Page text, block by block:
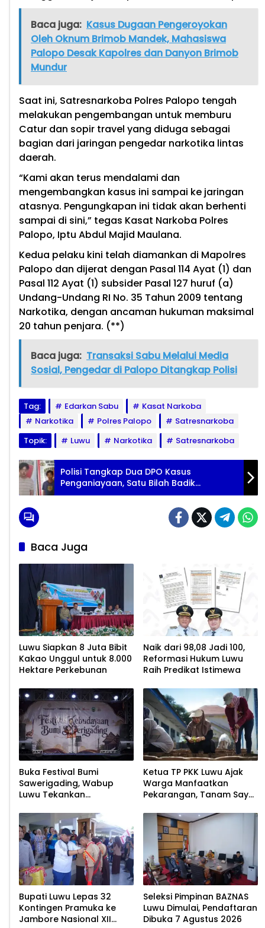
Baca juga: Kasus Dugaan Pengeroyokan
Oleh Oknum Brimob Mandek, Mahasiswa
Palopo Desak Kapolres dan Danyon Brimob
Mundur
Saat ini, Satresnarkoba Polres Palopo tengah
melakukan pengembangan untuk memburu
Catur dan sopir travel yang diduga sebagai
bagian dari jaringan pengedar narkotika lintas
daerah.
“Kami akan terus mendalami dan
mengembangkan kasus ini sampai ke jaringan
atasnya. Pengungkapan ini tidak akan berhenti
sampai di sini,” tegas Kasat Narkoba Polres
Palopo, Iptu Abdul Majid Maulana.
Kedua pelaku kini telah diamankan di Mapolres
Palopo dan dijerat dengan Pasal 114 Ayat (1) dan
Pasal 112 Ayat (1) subsider Pasal 127 huruf (a)
Undang-Undang RI No. 35 Tahun 2009 tentang
Narkotika, dengan ancaman hukuman maksimal
20 tahun penjara. (**)
Baca juga: Transaksi Sabu Melalui Media
Sosial, Pengedar di Palopo Ditangkap Polisi
Tag: Edarkan Sabu
Kasat Narkoba
Narkotika
Polres Palopo
Satresnarkoba
Topik:
Luwu Narkotika Satresnarkoba
Polisi Tangkap Dua DPO Kasus
Penganiayaan, Satu Bilah Badik
Diamankan
Baca Juga
Luwu Siapkan 8 Juta Bibit
Kakao Unggul untuk 8.000
Hektare Perkebunan
Naik dari 98,08 Jadi 100,
Reformasi Hukum Luwu
Raih Predikat Istimewa
Buka Festival Bumi
Sawerigading, Wabup
Luwu Tekankan
Ketua TP PKK Luwu Ajak
Warga Manfaatkan
Pekarangan, Tanam Sayur
Bupati Luwu Lepas 32
Kontingen Pramuka ke
Jambore Nasional XII
Seleksi Pimpinan BAZNAS
Luwu Dimulai, Pendaftaran
Dibuka 7 Agustus 2026